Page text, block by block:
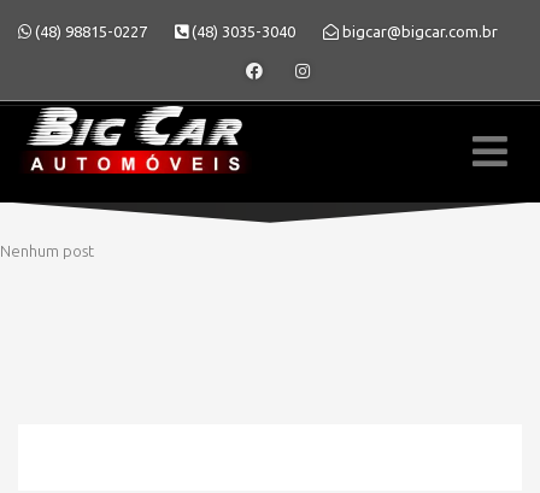
(48) 98815-0227 (48) 3035-3040 bigcar@bigcar.com.br
Nenhum post